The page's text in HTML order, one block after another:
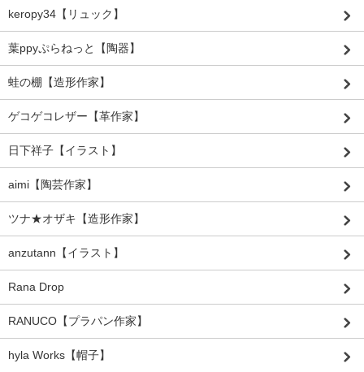
keropy34【リュック】
葉ppyぷらねっと【陶器】
蛙の棚【造形作家】
ゲコゲコレザー【革作家】
日下祥子【イラスト】
aimi【陶芸作家】
ツナ★オザキ【造形作家】
anzutann【イラスト】
Rana Drop
RANUCO【プラパン作家】
hyla Works【帽子】